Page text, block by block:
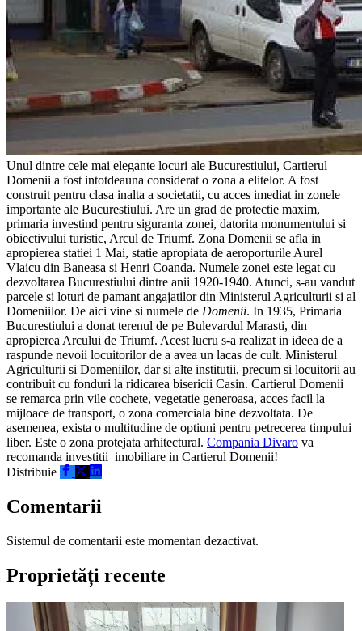
Unul dintre cele mai elegante locuri ale Bucurestiului, Cartierul
Domenii a fost intotdeauna considerat o zona a elitelor. A fost
construit pentru clasa inalta a societatii, cu acces imediat in zonele
importante ale Bucurestiului. Are un grad de protectie maxim,
primaria investind pentru siguranta zonei, datorita monumentului si
obiectivului turistic, Arcul de Triumf. Zona Domenii se afla in
apropierea statiei 1 Mai, statie apropiata de aeroporturile Aurel
Vlaicu din Baneasa si Henri Coanda. Numele zonei este legat cu
dezvoltarea Bucurestiului dintre anii 1920-1940. Atunci, s-au vandut
parcele si loturi de pamant angajatilor din Ministerul Agriculturii si al
Domeniilor. De aici vine si numele de Domenii. In 1935, Primaria
Bucurestiului a donat terenul de pe Bulevardul Marasti, din
apropierea Arcului de Triumf. Acest lucru s-a realizat in ideea de a
raspunde nevoii locuitorilor de a avea un lacas de cult. Ministerul
Agriculturii si Domeniilor, dar si alte institutii, precum si locuitorii au
contribuit cu fonduri la ridicarea bisericii Casin. Cartierul Domenii
se remarca prin vile cochete, vegetatie generoasa, acces facil la
mijloace de transport, o zona comerciala bine dezvoltata. De
asemenea, exista o multitudine de optiuni pentru petrecerea timpului
liber. Este o zona protejata arhitectural. Compania Divaro va
recomanda investitii imobiliare in Cartierul Domenii!
Distribuie
Comentarii
Sistemul de comentarii este momentan dezactivat.
Proprietăți recente